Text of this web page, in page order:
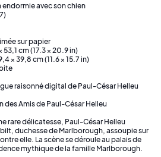
endormie avec son chien
sur papier
cm (17.3 × 20.9 in)
× 39,8 cm (11.6 × 15.7 in)
raisonné digital de Paul-César Helleu
Amis de Paul-César Helleu
rare délicatesse, Paul-César Helleu
duchesse de Marlborough, assoupie sur
elle. La scène se déroule au palais de
mythique de la famille Marlborough.